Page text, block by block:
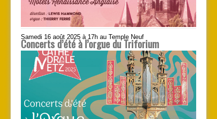
Samedi 16 août 2025 à 17h au Temple Neuf
Concerts d’été à l’orgue du Triforium